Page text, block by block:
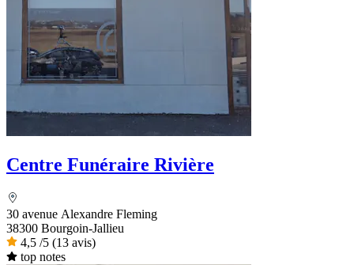
Centre Funéraire Rivière
30 avenue Alexandre Fleming
38300 Bourgoin-Jallieu
4,5 /5 (13 avis)
top notes